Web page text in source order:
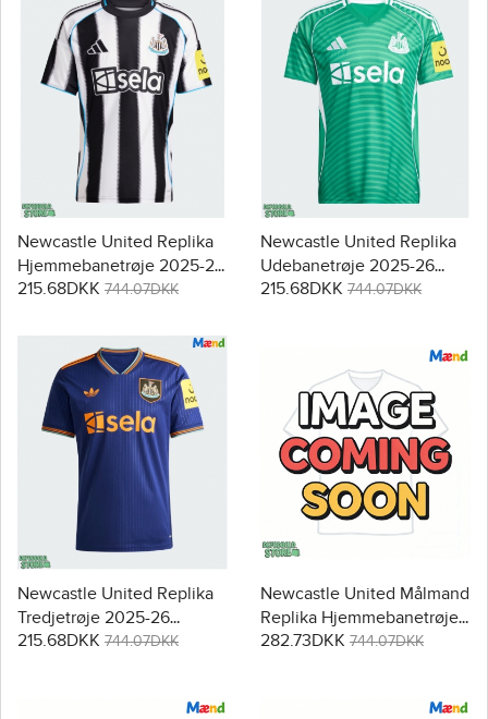
Newcastle United Replika
Hjemmebanetrøje 2025-26
Kortærmet
215.68DKK 744.07DKK
Newcastle United Replika
Udebanetrøje 2025-26
Kortærmet
215.68DKK 744.07DKK
Newcastle United Replika
Tredjetrøje 2025-26
Kortærmet
215.68DKK 744.07DKK
Newcastle United Målmand
Replika Hjemmebanetrøje
2025-26 Kortærmet
282.73DKK 744.07DKK